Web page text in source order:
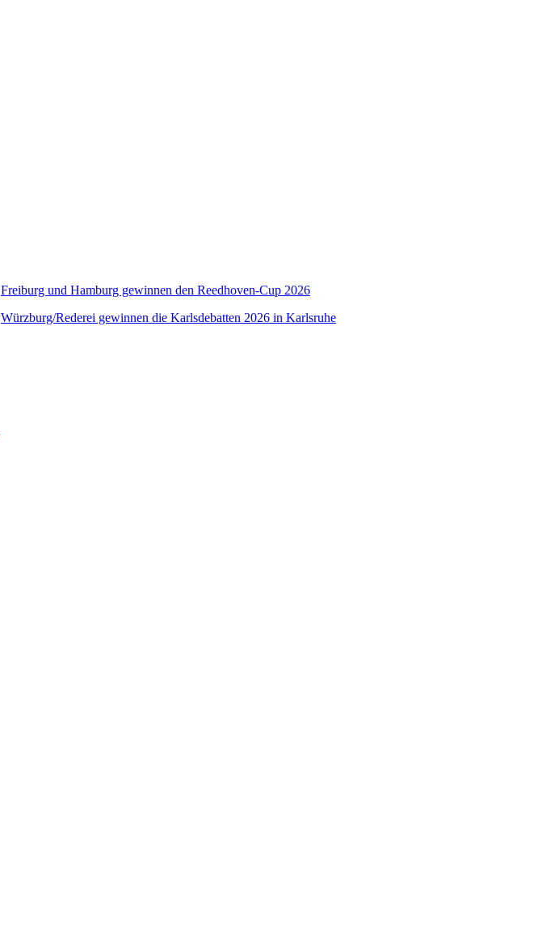
Freiburg und Hamburg gewinnen den Reedhoven-Cup 2026
Würzburg/Rederei gewinnen die Karlsdebatten 2026 in Karlsruhe